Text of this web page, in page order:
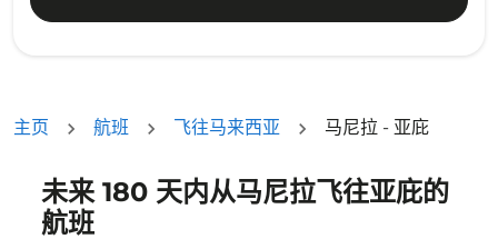
主页 航班 飞往马来西亚 马尼拉 - 亚庇
未来 180 天内从马尼拉飞往亚庇的
航班
没有符合您的筛选条件的机票。请调整您的筛选条件。